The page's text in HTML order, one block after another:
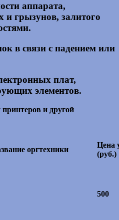
аппарата,
и грызунов, залитого
в связи с падением или
плат,
элементов.
и другой
оргтехники
Цена
(руб.)
500